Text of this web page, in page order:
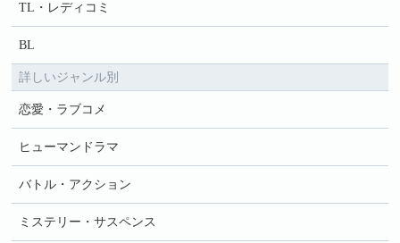
TL・レディコミ
BL
詳しいジャンル別
恋愛・ラブコメ
ヒューマンドラマ
バトル・アクション
ミステリー・サスペンス